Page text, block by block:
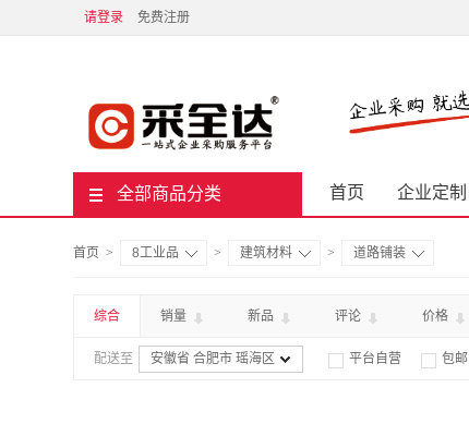
请登录 免费注册
全部商品分类 首页 企业定制
首页 > 8工业品 > 建筑材料 > 道路铺装
综合 销量 新品 评论 价格
配送至 安徽省 合肥市 瑶海区 平台自营 包邮